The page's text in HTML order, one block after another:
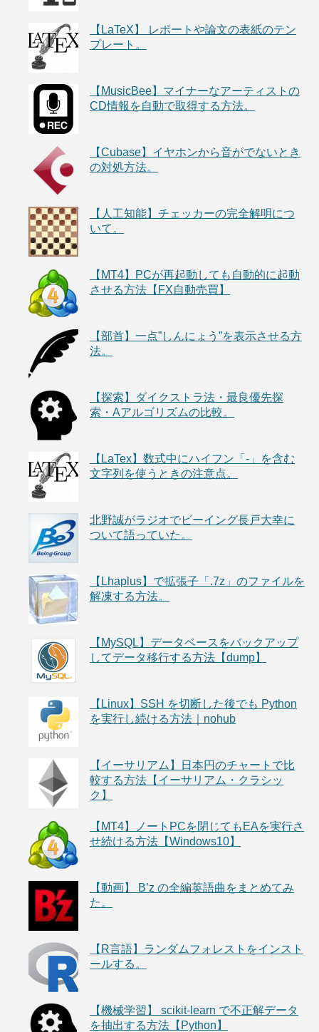
【LaTeX】 レポートや論文の表紙のテン
プレート。
【MusicBee】マイナーなアーティストの
CD情報を自動で取得する方法。
【Cubase】イヤホンから音がでないとき
の対処方法。
【人工知能】チェッカーの完全解明につ
いて。
【MT4】PCが再起動しても自動的に起動
させる方法【FX自動売買】
【部首】一点”しんにょう”を表示させる方
法。
【探索】ダイクストラ法・最良優先探
索・Aアルゴリズムの比較。
【LaTex】数式中にハイフン「-」を含む
文字列を使うときの注意点。
北野誠がラジオでビーイング長戸大幸に
ついて語っていた。
【Lhaplus】で拡張子「.7z」のファイルを
解凍する方法。
【MySQL】データベースをバックアップ
してデータ移行する方法【dump】
【Linux】SSH を切断した後でも Python
を実行し続ける方法｜nohub
【イーサリアム】日本円のチャートで比
較する方法【イーサリアム・クラシッ
ク】
【MT4】ノートPCを閉じてもEAを実行さ
せ続ける方法【Windows10】
【動画】 B’z の全編英語曲をまとめてみ
た。
【R言語】ランダムフォレストをインスト
ールする。
【機械学習】 scikit-learn で不正解データ
を抽出する方法【Python】